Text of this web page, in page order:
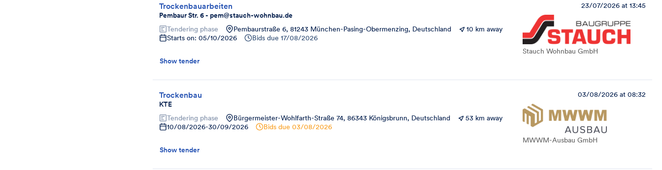
Trockenbauarbeiten
Pembaur Str. 6 - pem@stauch-wohnbau.de
23/07/2026 at 13:45
Tendering phase Pembaurstraße 6, 81243 München-Pasing-Obermenzing, Deutschland
10 km away
Starts on: 05/10/2026
Bids due 17/08/2026
Stauch Wohnbau GmbH
Show tender
Trockenbau
KTE
03/08/2026 at 08:32
Tendering phase Bürgermeister-Wohlfarth-Straße 74, 86343 Königsbrunn, Deutschland
53 km away
10/08/2026-30/09/2026 Bids due 03/08/2026
MWWM-Ausbau GmbH
Show tender